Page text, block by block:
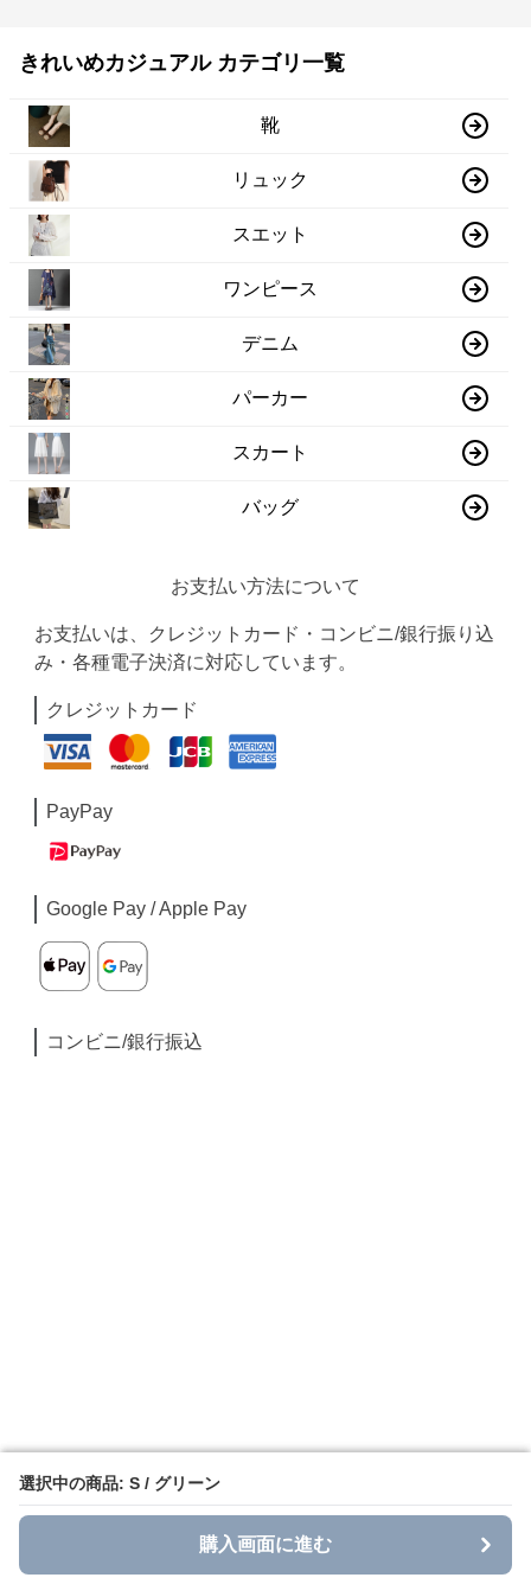
選択中の商品: S / グリーン
購入画面に進む
選択中の商品: S / グリーン
購入画面に進む
きれいめカジュアル カテゴリ一覧
靴
リュック
スエット
ワンピース
デニム
パーカー
スカート
バッグ
お支払い方法について
お支払いは、クレジットカード・コンビニ/銀行振り込
み・各種電子決済に対応しています。
クレジットカード
PayPay
Google Pay / Apple Pay
コンビニ/銀行振込